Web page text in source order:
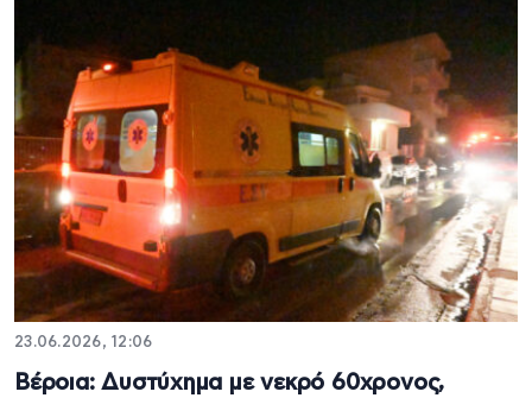
23.06.2026, 12:06
Βέροια: Δυστύχημα με νεκρό 60χρονος,